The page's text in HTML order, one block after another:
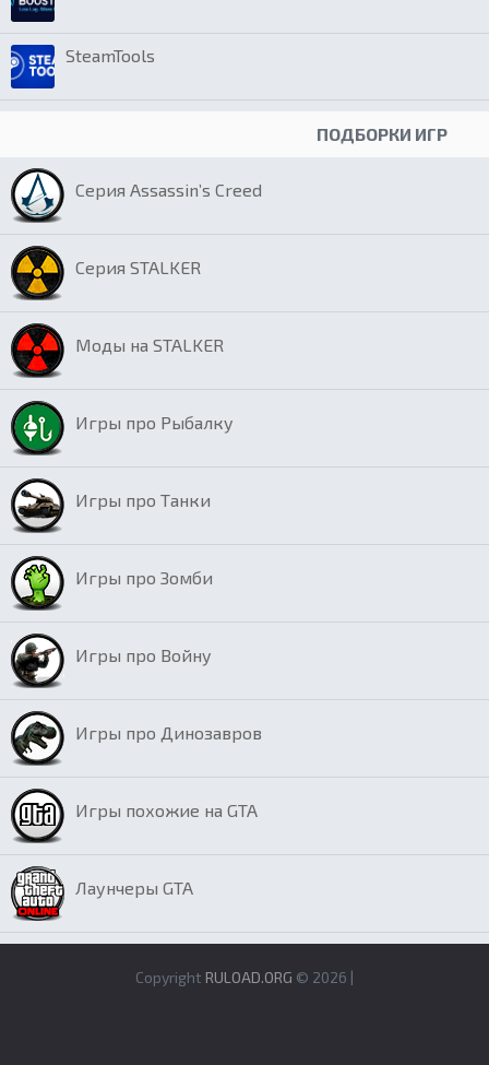
SteamTools
ПОДБОРКИ ИГР
Серия Assassin’s Creed
Серия STALKER
Моды на STALKER
Игры про Рыбалку
Игры про Танки
Игры про Зомби
Игры про Войну
Игры про Динозавров
Игры похожие на GTA
Лаунчеры GTA
Copyright RULOAD.ORG © 2026 |